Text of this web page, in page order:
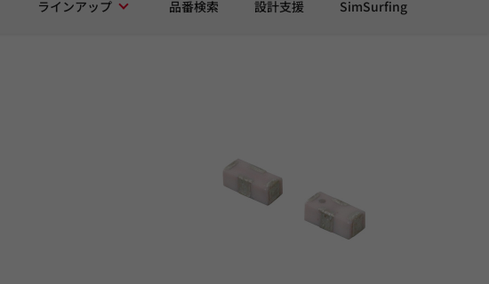
ラインアップ 品番検索 設計支援 SimSurfing